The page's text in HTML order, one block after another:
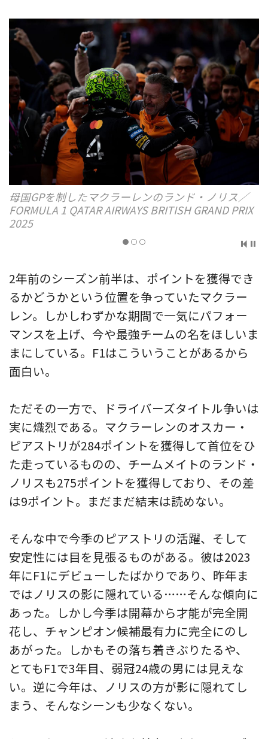
安定の速さを見せるマクラーレンのオスカー・ピア
ストリ／FORMULA 1 CRYPTO.COM MIAMI GRAND
PRIX 2025
2年前のシーズン前半は、ポイントを獲得でき
るかどうかという位置を争っていたマクラー
レン。しかしわずかな期間で一気にパフォー
マンスを上げ、今や最強チームの名をほしいま
まにしている。F1はこういうことがあるから
面白い。
ただその一方で、ドライバーズタイトル争いは
実に熾烈である。マクラーレンのオスカー・
ピアストリが284ポイントを獲得して首位をひ
た走っているものの、チームメイトのランド・
ノリスも275ポイントを獲得しており、その差
は9ポイント。まだまだ結末は読めない。
そんな中で今季のピアストリの活躍、そして
安定性には目を見張るものがある。彼は2023
年にF1にデビューしたばかりであり、昨年ま
ではノリスの影に隠れている……そんな傾向に
あった。しかし今季は開幕から才能が完全開
花し、チャンピオン候補最有力に完全にのし
あがった。しかもその落ち着きぶりたるや、
とてもF1で3年目、弱冠24歳の男には見えな
い。逆に今年は、ノリスの方が影に隠れてし
まう、そんなシーンも少なくない。